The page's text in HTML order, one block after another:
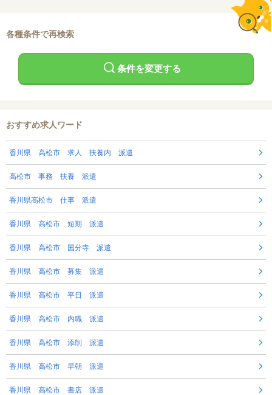
各種条件で再検索
条件を変更する
おすすめ求人ワード
香川県 高松市 求人 扶養内 派遣
高松市 事務 扶養 派遣
香川県高松市 仕事 派遣
香川県 高松市 短期 派遣
香川県 高松市 国分寺 派遣
香川県 高松市 募集 派遣
香川県 高松市 平日 派遣
香川県 高松市 内職 派遣
香川県 高松市 添削 派遣
香川県 高松市 早朝 派遣
香川県 高松市 書店 派遣